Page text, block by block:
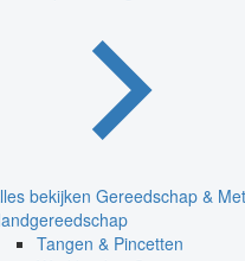
bekijken Gereedschap &
Tangen & Pincetten